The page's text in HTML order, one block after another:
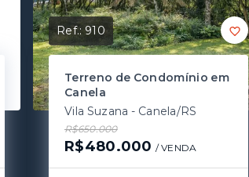
Ref.: 910
Terreno de Condomínio em
Canela
Vila Suzana - Canela/RS
R$650.000
R$480.000 / VENDA